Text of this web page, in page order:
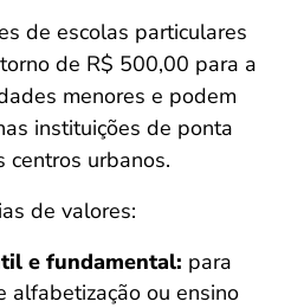
de escolas particulares
de R$ 500,00 para a
menores e podem
instituições de ponta
centros urbanos.
de valores:
e fundamental: para
alfabetização ou ensino